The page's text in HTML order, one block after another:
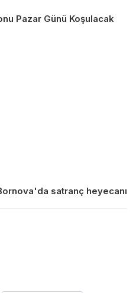
Pazar Günü Koşulacak
satranç heyecanı